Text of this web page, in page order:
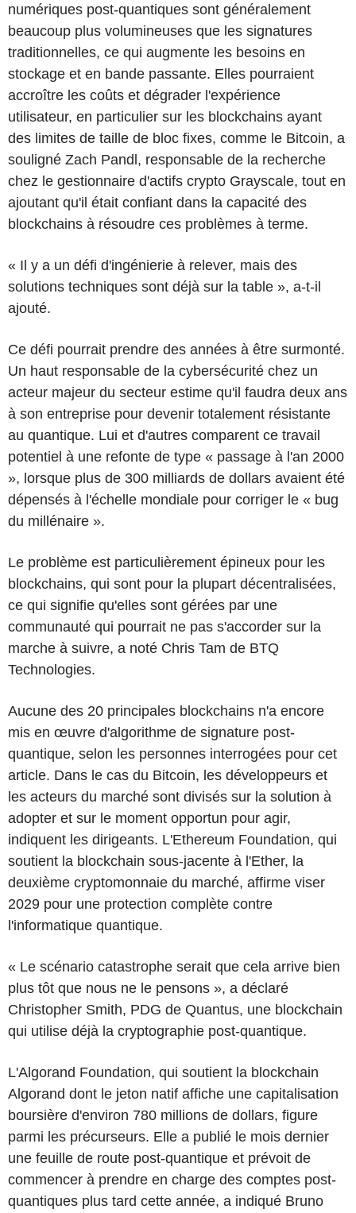
numériques post-quantiques sont généralement
beaucoup plus volumineuses que les signatures
traditionnelles, ce qui augmente les besoins en
stockage et en bande passante. Elles pourraient
accroître les coûts et dégrader l'expérience
utilisateur, en particulier sur les blockchains ayant
des limites de taille de bloc fixes, comme le Bitcoin, a
souligné Zach Pandl, responsable de la recherche
chez le gestionnaire d'actifs crypto Grayscale, tout en
ajoutant qu'il était confiant dans la capacité des
blockchains à résoudre ces problèmes à terme.
« Il y a un défi d'ingénierie à relever, mais des
solutions techniques sont déjà sur la table », a-t-il
ajouté.
Ce défi pourrait prendre des années à être surmonté.
Un haut responsable de la cybersécurité chez un
acteur majeur du secteur estime qu'il faudra deux ans
à son entreprise pour devenir totalement résistante
au quantique. Lui et d'autres comparent ce travail
potentiel à une refonte de type « passage à l'an 2000
», lorsque plus de 300 milliards de dollars avaient été
dépensés à l'échelle mondiale pour corriger le « bug
du millénaire ».
Le problème est particulièrement épineux pour les
blockchains, qui sont pour la plupart décentralisées,
ce qui signifie qu'elles sont gérées par une
communauté qui pourrait ne pas s'accorder sur la
marche à suivre, a noté Chris Tam de BTQ
Technologies.
Aucune des 20 principales blockchains n'a encore
mis en œuvre d'algorithme de signature post-
quantique, selon les personnes interrogées pour cet
article. Dans le cas du Bitcoin, les développeurs et
les acteurs du marché sont divisés sur la solution à
adopter et sur le moment opportun pour agir,
indiquent les dirigeants. L'Ethereum Foundation, qui
soutient la blockchain sous-jacente à l'Ether, la
deuxième cryptomonnaie du marché, affirme viser
2029 pour une protection complète contre
l'informatique quantique.
« Le scénario catastrophe serait que cela arrive bien
plus tôt que nous ne le pensons », a déclaré
Christopher Smith, PDG de Quantus, une blockchain
qui utilise déjà la cryptographie post-quantique.
L'Algorand Foundation, qui soutient la blockchain
Algorand dont le jeton natif affiche une capitalisation
boursière d'environ 780 millions de dollars, figure
parmi les précurseurs. Elle a publié le mois dernier
une feuille de route post-quantique et prévoit de
commencer à prendre en charge des comptes post-
quantiques plus tard cette année, a indiqué Bruno